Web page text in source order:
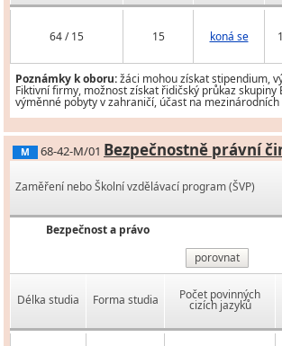
64 / 15 15 koná se
Poznámky k oboru:žáci mohou získat stipendium,
Fiktivní firmy, možnost získat řidičský průkaz skupiny
výměnné pobyty v zahraničí, účast na
M 68-42-M/01 Bezpečnostně právní
Zaměření nebo Školní vzdělávací program (ŠVP)
Bezpečnost a právo
porovnat
Délka studia Forma studia Počet povinných
cizích jazyků